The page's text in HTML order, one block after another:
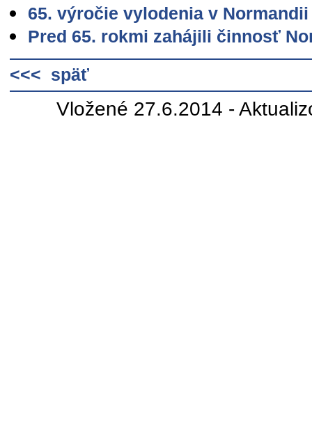
65. výročie vylodenia v
Pred 65. rokmi zahájili činnosť
<<< späť
Vložené 27.6.2014 -